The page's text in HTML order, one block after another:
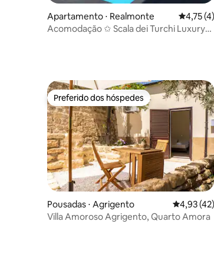
Apartamento ⋅ Realmonte 4,75 de
4,75 (4)
Acomodação ✩ Scala dei Turchi Luxury
Preferido dos hóspedes
Preferido dos hóspedes
Pousadas ⋅ Agrigento 4,93 de
4,93 (42)
Villa Amoroso Agrigento, Quarto Amora